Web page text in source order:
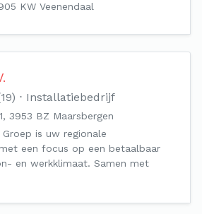
KW Veenendaal
Installatiebedrijf
3953 BZ Maarsbergen
is uw regionale
een focus op een betaalbaar
en werkklimaat. Samen met